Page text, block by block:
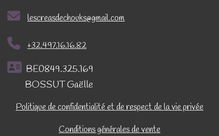
lescreasdechouks@gmail.com
+32.497.16.16.82
BE0849.325.169
BOSSUT Gaëlle
Politique de confidentialité et de respect de la vie privée
Conditions générales de vente